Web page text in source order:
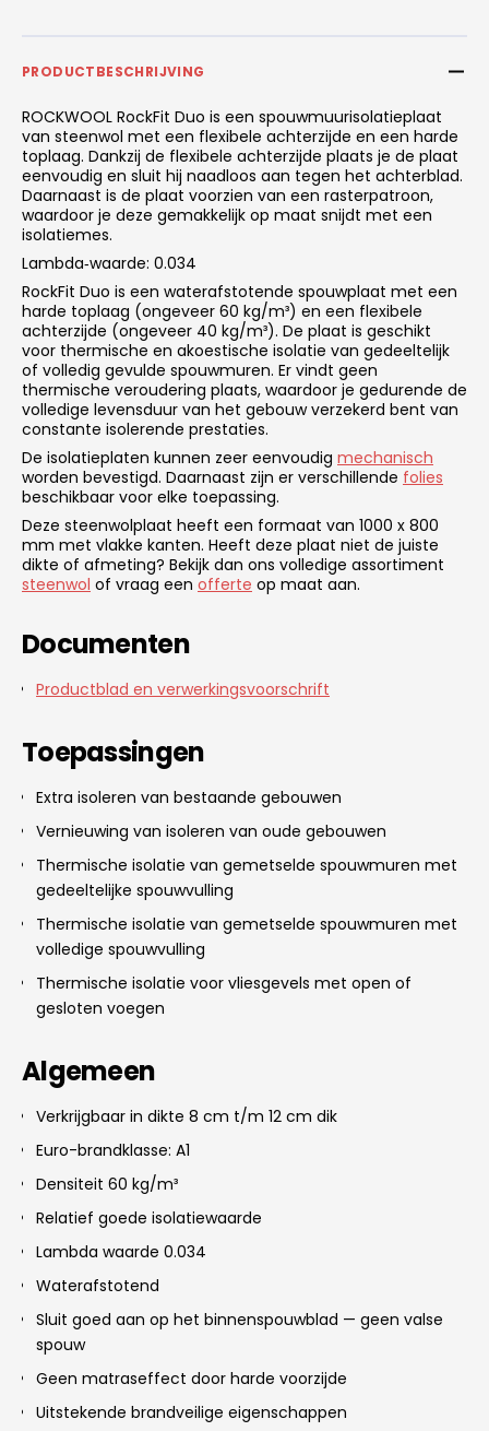
PRODUCTBESCHRIJVING
ROCKWOOL RockFit Duo is een spouwmuurisolatieplaat
van steenwol met een flexibele achterzijde en een harde
toplaag. Dankzij de flexibele achterzijde plaats je de plaat
eenvoudig en sluit hij naadloos aan tegen het achterblad.
Daarnaast is de plaat voorzien van een rasterpatroon,
waardoor je deze gemakkelijk op maat snijdt met een
isolatiemes.
Lambda‑waarde: 0.034
RockFit Duo is een waterafstotende spouwplaat met een
harde toplaag (ongeveer 60 kg/m³) en een flexibele
achterzijde (ongeveer 40 kg/m³). De plaat is geschikt
voor thermische en akoestische isolatie van gedeeltelijk
of volledig gevulde spouwmuren. Er vindt geen
thermische veroudering plaats, waardoor je gedurende de
volledige levensduur van het gebouw verzekerd bent van
constante isolerende prestaties.
De isolatieplaten kunnen zeer eenvoudig mechanisch
worden bevestigd. Daarnaast zijn er verschillende folies
beschikbaar voor elke toepassing.
Deze steenwolplaat heeft een formaat van 1000 x 800
mm met vlakke kanten. Heeft deze plaat niet de juiste
dikte of afmeting? Bekijk dan ons volledige assortiment
steenwol of vraag een offerte op maat aan.
Documenten
Productblad en verwerkingsvoorschrift
Toepassingen
Extra isoleren van bestaande gebouwen
Vernieuwing van isoleren van oude gebouwen
Thermische isolatie van gemetselde spouwmuren met
gedeeltelijke spouwvulling
Thermische isolatie van gemetselde spouwmuren met
volledige spouwvulling
Thermische isolatie voor vliesgevels met open of
gesloten voegen
Algemeen
Verkrijgbaar in dikte 8 cm t/m 12 cm dik
Euro-brandklasse: A1
Densiteit 60 kg/m³
Relatief goede isolatiewaarde
Lambda waarde 0.034
Waterafstotend
Sluit goed aan op het binnenspouwblad — geen valse
spouw
Geen matraseffect door harde voorzijde
Uitstekende brandveilige eigenschappen